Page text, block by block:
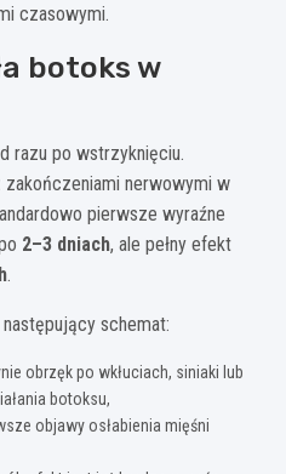
czasowymi.
botoks w
razu po wstrzyknięciu.
zakończeniami nerwowymi w
pierwsze wyraźne
2–3 dniach, ale pełny efekt
.
schemat:
obrzęk po wkłuciach, siniaki lub
botoksu,
objawy osłabienia mięśni